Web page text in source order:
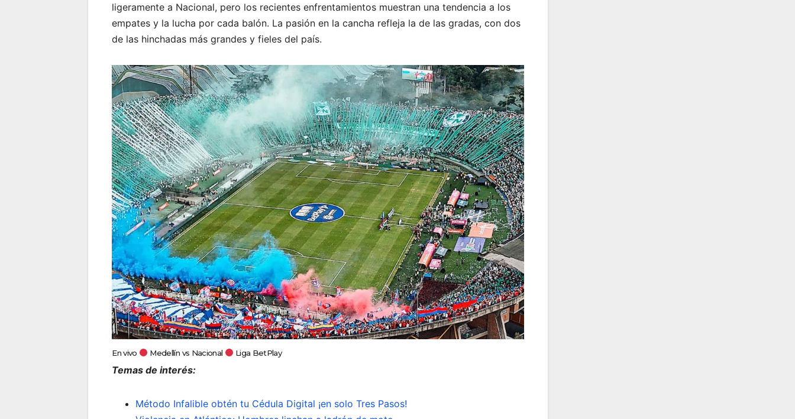
ligeramente a Nacional, pero los recientes enfrentamientos muestran una tendencia a los
empates y la lucha por cada balón. La pasión en la cancha refleja la de las gradas, con dos
de las hinchadas más grandes y fieles del país.
En vivo Medellín vs Nacional Liga BetPlay
Temas de interés:
Método Infalible obtén tu Cédula Digital ¡en solo Tres Pasos!